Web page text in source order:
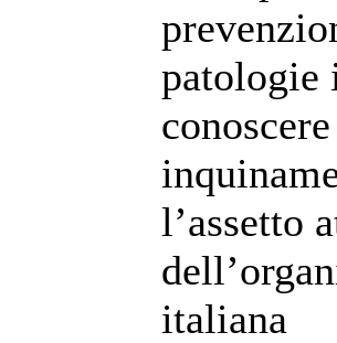
patologie
l’assetto
italiana